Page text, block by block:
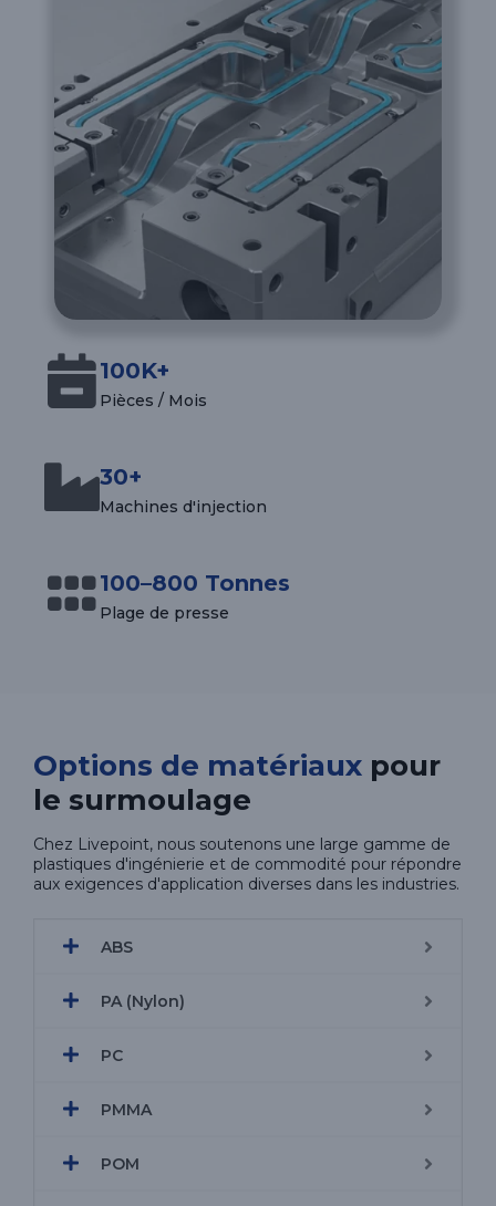
100K+
Pièces / Mois
30+
Machines d'injection
100–800 Tonnes
Plage de presse
Options de matériaux pour
le surmoulage
Chez Livepoint, nous soutenons une large gamme de
plastiques d'ingénierie et de commodité pour répondre
aux exigences d'application diverses dans les industries.
ABS
PA (Nylon)
PC
PMMA
POM